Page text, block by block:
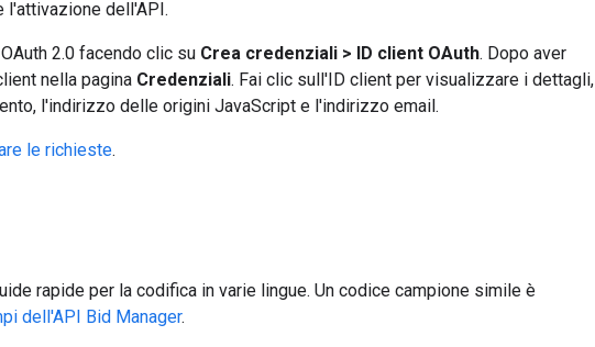
l'attivazione dell'API.
2.0 facendo clic su Crea credenziali > ID client OAuth. Dopo aver
nella pagina Credenziali. Fai clic sull'ID client per visualizzare i dettagli,
l'indirizzo delle origini JavaScript e l'indirizzo email.
le richieste.
rapide per la codifica in varie lingue. Un codice campione simile è
dell'API Bid Manager.